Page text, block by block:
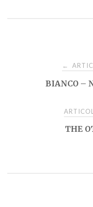
Navigazione
articoli
←
BIANCO –
THE